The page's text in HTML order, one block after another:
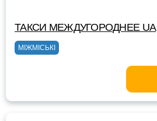
ТАКСИ MEЖДУГОРОДНEE UA
МІЖМІСЬКІ